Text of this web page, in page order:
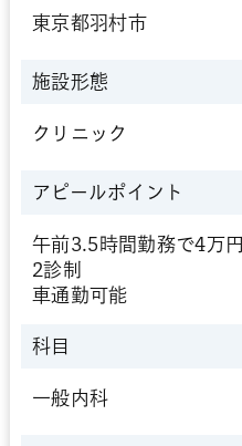
東京都羽村市
施設形態
クリニック
アピールポイント
午前3.5時間勤務で4万円
2診制
車通勤可能
科目
一般内科